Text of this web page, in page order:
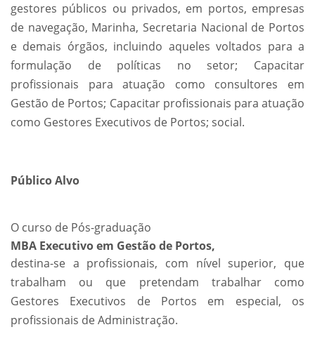
gestores públicos ou privados, em portos, empresas
de navegação, Marinha, Secretaria Nacional de Portos
e demais órgãos, incluindo aqueles voltados para a
formulação de políticas no setor; Capacitar
profissionais para atuação como consultores em
Gestão de Portos; Capacitar profissionais para atuação
como Gestores Executivos de Portos; social.
Público Alvo
O curso de Pós-graduação
MBA Executivo em Gestão de Portos,
destina-se a profissionais, com nível superior, que
trabalham ou que pretendam trabalhar como
Gestores Executivos de Portos em especial, os
profissionais de Administração.